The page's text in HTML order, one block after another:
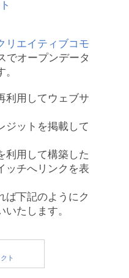
リエイティブコモ
でオープンデータ
利用してウェブサ
ジットを掲載して
利用して構築した
ッチへリンクを表
ば下記のようにク
たします。